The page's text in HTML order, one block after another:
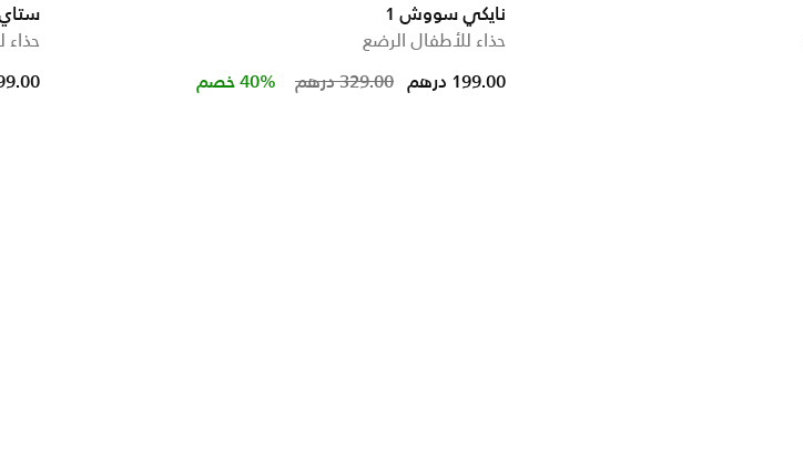
نايكي سووش 1
حذاء للأطفال الرضع
Price reduced from329.00 درهم to 199.00 درهم 40% خصم
ستاي
حذاء
from
99.00